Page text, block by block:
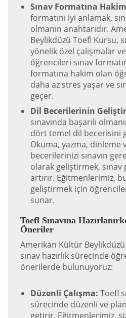
Sınav Formatına
formatını iyi anlamak,
olmanın anahtarıdır.
Beylikdüzü Toefl Kursu,
yönelik özel çalışmalar
öğrencileri sınav
formatına hakim olan
daha az stres yaşar ve
geçer.
Dil Becerilerinin
sınavında başarılı
dört temel dil becerisini
Okuma, yazma, dinleme
becerilerinizi sınavın
olarak geliştirmek, sınav
artırır. Eğitmenlerimiz,
geliştirmek için
sunar.
Toefl Sınavına
Öneriler
Amerikan Kültür
sınav hazırlık sürecinde
önerilerde bulunuyoruz:
Düzenli Çalışma: Toefl
sürecinde düzenli ve
getirir. Eğitmenlerimiz,